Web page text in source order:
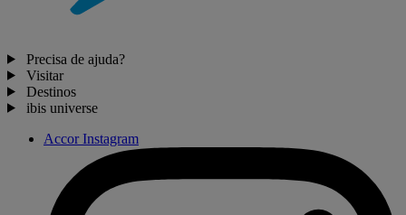
Precisa de ajuda?
Visitar
Destinos
ibis universe
Accor Instagram